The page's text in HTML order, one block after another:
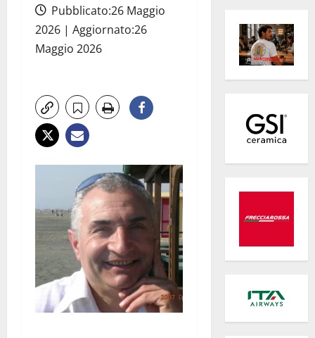
Pubblicato:26 Maggio
2026 | Aggiornato:26
Maggio 2026